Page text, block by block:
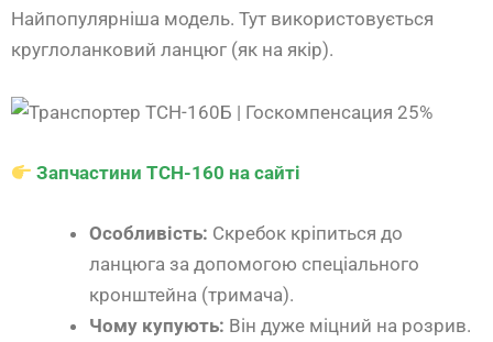
Найпопулярніша модель. Тут використовується
круглоланковий ланцюг (як на якір).
Запчастини ТСН-160 на сайті
Особливість: Скребок кріпиться до
ланцюга за допомогою спеціального
кронштейна (тримача).
Чому купують: Він дуже міцний на розрив.